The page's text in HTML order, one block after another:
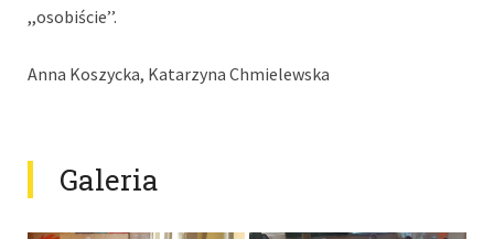
,,osobiście’’.
Anna Koszycka, Katarzyna Chmielewska
Galeria